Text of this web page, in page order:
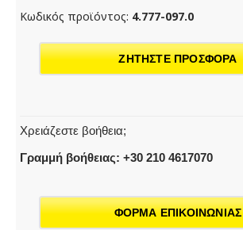
Κωδικός προϊόντος: 4.777-097.0
ΖΗΤΗΣΤΕ ΠΡΟΣΦΟΡΑ
Χρειάζεστε βοήθεια;
Γραμμή βοήθειας: +30 210 4617070
ΦΟΡΜΑ ΕΠΙΚΟΙΝΩΝΙΑΣ